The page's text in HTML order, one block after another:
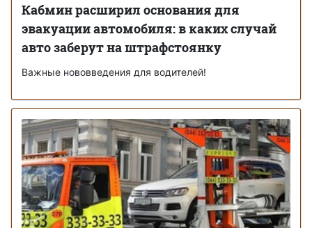
Кабмин расширил основания для
эвакуации автомобиля: в каких случай
авто заберут на штрафстоянку
Важные нововведения для водителей!